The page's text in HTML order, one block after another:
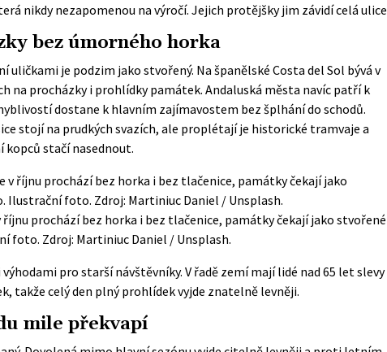
nikdy nezapomenou na výročí. Jejich protějšky jim závidí celá ulice
bez úmorného horka
je podzim jako stvořený. Na španělské Costa del Sol bývá v
na procházky i prohlídky památek. Andaluská města navíc patří k
dostane k hlavním zajímavostem bez šplhání do schodů.
stojí na prudkých svazích, ale proplétají je historické tramvaje a
kopců stačí nasednout.
říjnu prochází bez horka i bez tlačenice, památky čekají jako stvořené
foto. Zdroj: Martiniuc Daniel / Unsplash.
pro starší návštěvníky. V řadě zemí mají lidé nad 65 let slevy
takže celý den plný prohlídek vyjde znatelně levněji.
mile překvapí